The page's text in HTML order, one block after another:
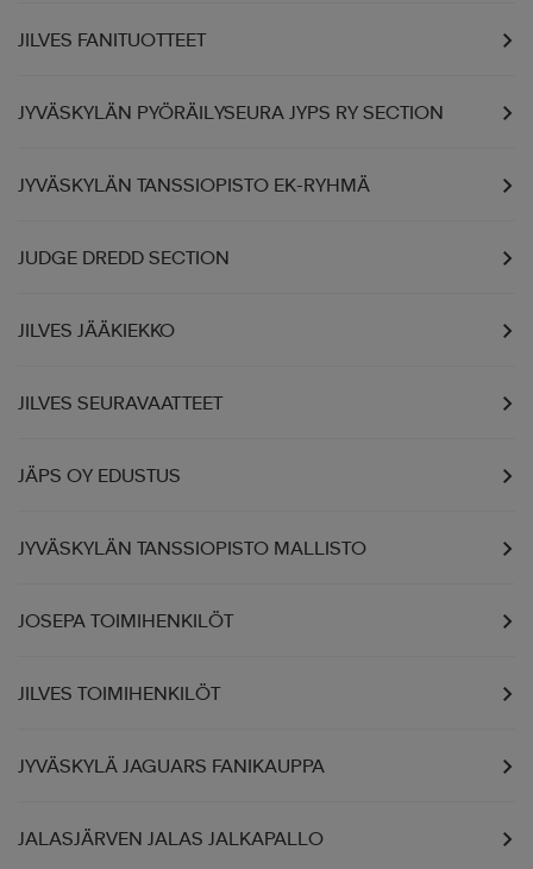
JILVES FANITUOTTEET
JYVÄSKYLÄN PYÖRÄILYSEURA JYPS RY SECTION
JYVÄSKYLÄN TANSSIOPISTO EK-RYHMÄ
JUDGE DREDD SECTION
JILVES JÄÄKIEKKO
JILVES SEURAVAATTEET
JÄPS OY EDUSTUS
JYVÄSKYLÄN TANSSIOPISTO MALLISTO
JOSEPA TOIMIHENKILÖT
JILVES TOIMIHENKILÖT
JYVÄSKYLÄ JAGUARS FANIKAUPPA
JALASJÄRVEN JALAS JALKAPALLO